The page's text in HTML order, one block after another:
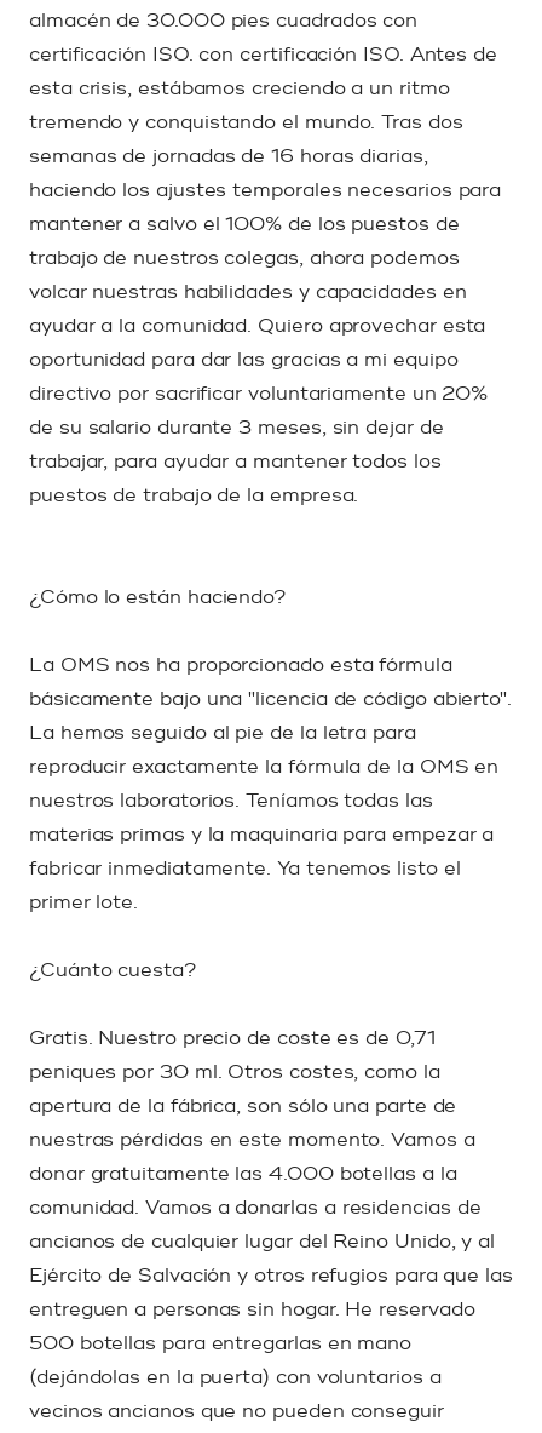
almacén de 30.000 pies cuadrados con
certificación ISO. con certificación ISO. Antes de
esta crisis, estábamos creciendo a un ritmo
tremendo y conquistando el mundo. Tras dos
semanas de jornadas de 16 horas diarias,
haciendo los ajustes temporales necesarios para
mantener a salvo el 100% de los puestos de
trabajo de nuestros colegas, ahora podemos
volcar nuestras habilidades y capacidades en
ayudar a la comunidad. Quiero aprovechar esta
oportunidad para dar las gracias a mi equipo
directivo por sacrificar voluntariamente un 20%
de su salario durante 3 meses, sin dejar de
trabajar, para ayudar a mantener todos los
puestos de trabajo de la empresa.
¿Cómo lo están haciendo?
La OMS nos ha proporcionado esta fórmula
básicamente bajo una "licencia de código abierto".
La hemos seguido al pie de la letra para
reproducir exactamente la fórmula de la OMS en
nuestros laboratorios. Teníamos todas las
materias primas y la maquinaria para empezar a
fabricar inmediatamente. Ya tenemos listo el
primer lote.
¿Cuánto cuesta?
Gratis. Nuestro precio de coste es de 0,71
peniques por 30 ml. Otros costes, como la
apertura de la fábrica, son sólo una parte de
nuestras pérdidas en este momento. Vamos a
donar gratuitamente las 4.000 botellas a la
comunidad. Vamos a donarlas a residencias de
ancianos de cualquier lugar del Reino Unido, y al
Ejército de Salvación y otros refugios para que las
entreguen a personas sin hogar. He reservado
500 botellas para entregarlas en mano
(dejándolas en la puerta) con voluntarios a
vecinos ancianos que no pueden conseguir